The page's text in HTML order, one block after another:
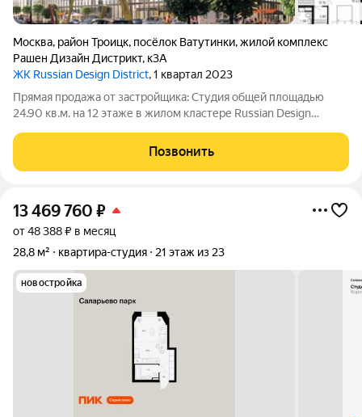
Москва, район Троицк, посёлок Ватутинки,жилой комплекс
Рашен Дизайн Дистрикт, к3А
ЖК Russian Design District, 1 квартал 2023
Прямая продажа от застройщика: Cтудия общей площадью
24.90 кв.м. на 12 этаже в жилом кластере Russian Design
коллаборации со звездами российского дизайна, культуры и
спорта. Квартира находится в
Позвонить
13 469 760 ₽
от 48 388 ₽ в месяц
28,8 м²
квартира-студия 21 этаж из 23
новостройка